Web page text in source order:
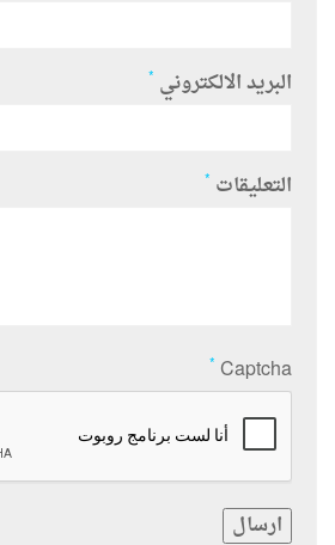
البريد الالكتروني *
التعليقات *
Captcha
*
ارسال